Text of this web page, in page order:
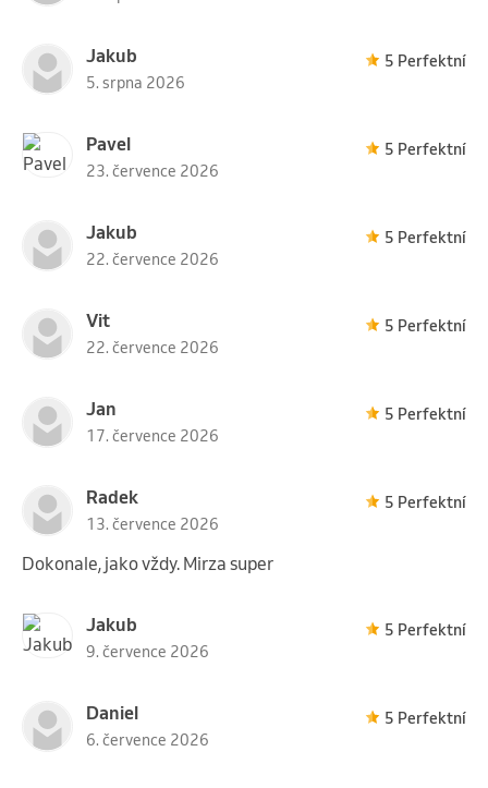
Jakub
5. srpna 2026
5 Perfektní
Pavel
23. července 2026
5 Perfektní
Jakub
22. července 2026
5 Perfektní
Vit
22. července 2026
5 Perfektní
Jan
17. července 2026
5 Perfektní
Radek
13. července 2026
5 Perfektní
Dokonale, jako vždy. Mirza super
Jakub
9. července 2026
5 Perfektní
Daniel
6. července 2026
5 Perfektní